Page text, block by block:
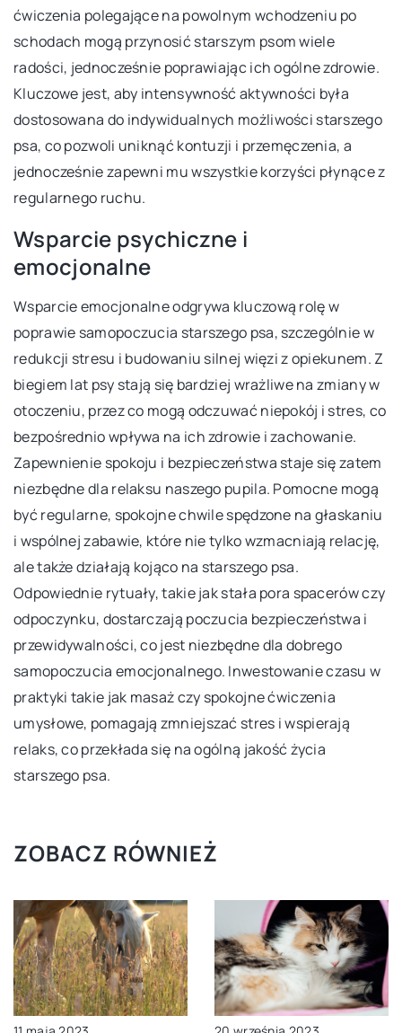
ćwiczenia polegające na powolnym wchodzeniu po
schodach mogą przynosić starszym psom wiele
radości, jednocześnie poprawiając ich ogólne zdrowie.
Kluczowe jest, aby intensywność aktywności była
dostosowana do indywidualnych możliwości starszego
psa, co pozwoli uniknąć kontuzji i przemęczenia, a
jednocześnie zapewni mu wszystkie korzyści płynące z
regularnego ruchu.
Wsparcie psychiczne i
emocjonalne
Wsparcie emocjonalne odgrywa kluczową rolę w
poprawie samopoczucia starszego psa, szczególnie w
redukcji stresu i budowaniu silnej więzi z opiekunem. Z
biegiem lat psy stają się bardziej wrażliwe na zmiany w
otoczeniu, przez co mogą odczuwać niepokój i stres, co
bezpośrednio wpływa na ich zdrowie i zachowanie.
Zapewnienie spokoju i bezpieczeństwa staje się zatem
niezbędne dla relaksu naszego pupila. Pomocne mogą
być regularne, spokojne chwile spędzone na głaskaniu
i wspólnej zabawie, które nie tylko wzmacniają relację,
ale także działają kojąco na starszego psa.
Odpowiednie rytuały, takie jak stała pora spacerów czy
odpoczynku, dostarczają poczucia bezpieczeństwa i
przewidywalności, co jest niezbędne dla dobrego
samopoczucia emocjonalnego. Inwestowanie czasu w
praktyki takie jak masaż czy spokojne ćwiczenia
umysłowe, pomagają zmniejszać stres i wspierają
relaks, co przekłada się na ogólną jakość życia
starszego psa.
ZOBACZ RÓWNIEŻ